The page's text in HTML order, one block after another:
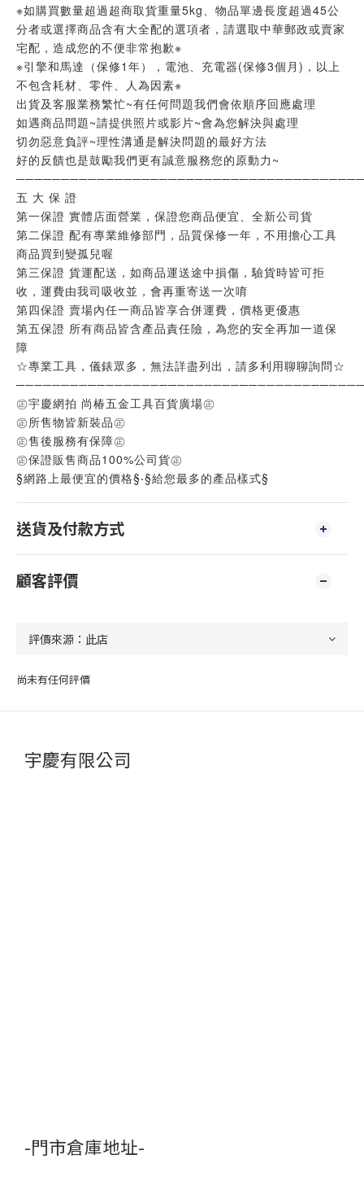
※如購買數量超過超商取貨重量5kg、物品單邊長度超過45公
分者或選擇商品含有大全配的選項者，請選取中華郵政或賣家
宅配，造成您的不便非常抱歉※
※引擎和馬達（保修1年），電池、充電器(保修3個月)，以上
不包含耗材、零件、人為因素※
出貨及客服業務繁忙~有任何問題我們會依順序回應處理
如遇商品問題~請提供照片或影片~會為您解決與處理
切勿惡意負評~理性溝通是解決問題的最好方法
好的反饋也是鼓勵我們更有誠意服務您的原動力~
五 大 保 證
第一保證 實體店面營業，保證您商品便宜、全新公司貨
第二保證 配有專業維修部門，品質保修一年，不用擔心工具
商品買到變孤兒喔
第三保證 貨運配送，如商品運送途中損傷，驗貨時皆可拒
收，運費由我司吸收並，會再重寄送一次唷
第四保證 賣場內任一商品皆享合併運費，價格更優惠
第五保證 所有商品皆含產品責任險，為您的安全再加一道保
障
☆專業工具，儀錶眾多，無法詳盡列出，請多利用聊聊詢問☆
㊣宇慶網拍 尚椿五金工具百貨廣場㊣
㊣所售物皆新裝品㊣
㊣售後服務有保障㊣
㊣保證販售商品100%公司貨㊣
§網路上最便宜的價格§‧§給您最多的產品樣式§
送貨及付款方式
顧客評價
尚未有任何評價
宇慶有限公司
-門市倉庫地址-